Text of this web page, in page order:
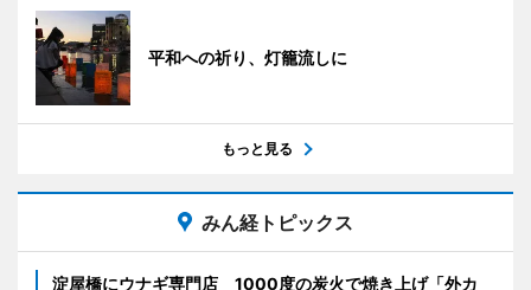
平和への祈り、灯籠流しに
もっと見る
みん経トピックス
淀屋橋にウナギ専門店 1000度の炭火で焼き上げ「外カ